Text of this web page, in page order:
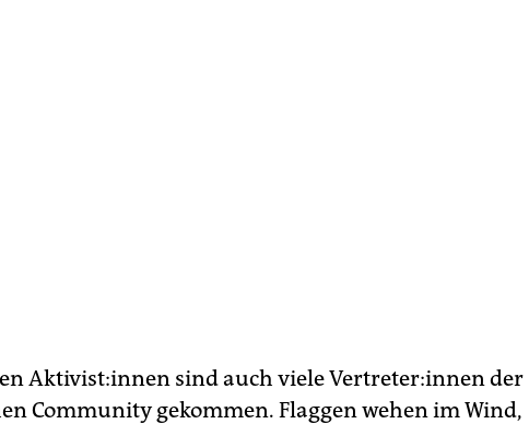
Ak­ti­vis­t:in­nen sind auch viele Ver­tre­te­r:in­nen der
Community gekommen. Flaggen wehen im Wind,